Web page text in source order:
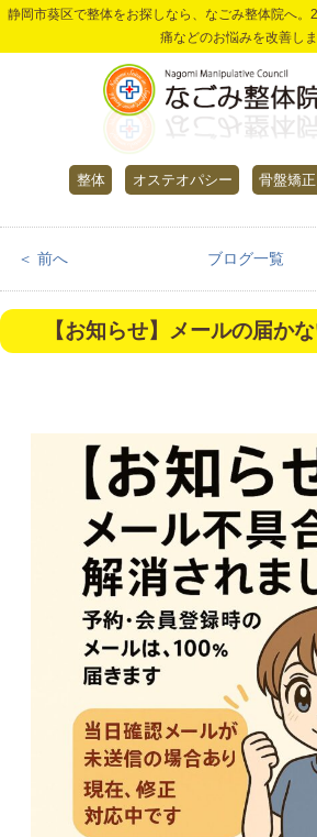
静岡市葵区で整体をお探しなら、なごみ整体院へ
痛などのお悩みを改善し
整体 オステオパシー 骨盤矯正
＜ 前へ ブログ一覧
【お知らせ】メールの届か